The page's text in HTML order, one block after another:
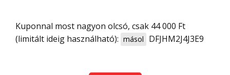
Kuponnal most nagyon olcsó, csak 44 000 Ft
(limitált ideig használható): másol DFJHM2J4J3E9